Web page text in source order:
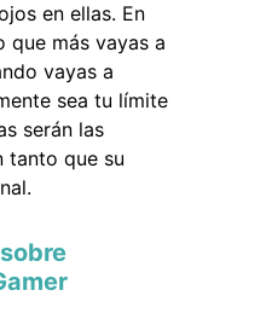
en ellas. En
que más vayas a
vayas a
sea tu límite
serán las
tanto que su